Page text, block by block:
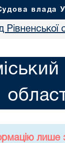
влада
Рівненської
лише